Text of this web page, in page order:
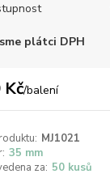
plátci DPH
Kč/balení
MJ1021
35 mm
za: 50 kusů